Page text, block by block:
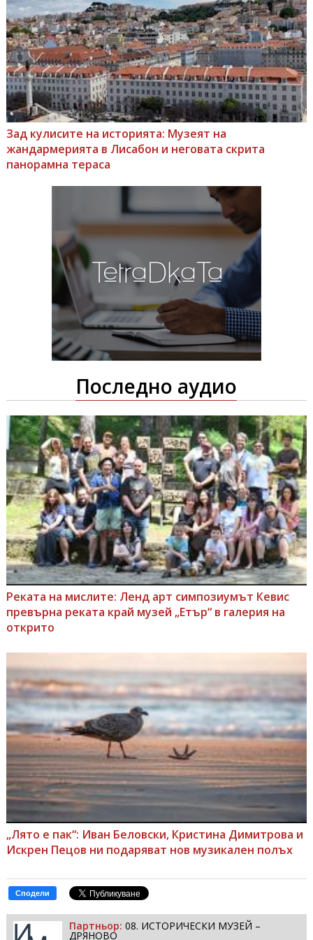
Зад кулисите на историята: Музеят на
жандармерията в Лисабон и неговата скрита
панорамна тераса
Последно аудио
Реката на мислите: Ленд арт симпозиумът Кевис
превърна реката край музей „Етър“ в галерия на
открито
„Лято е пак“: Иван Беловски, Кристина Димитрова и
Искрен Пецов ни подаряват нов музикален полъх
Сподели
Партньор: 08. ИСТОРИЧЕСКИ МУЗЕЙ –
ДРЯНОВО